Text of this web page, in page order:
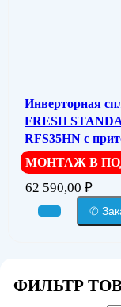
Инверторная
FRESH
RFS35HN с
МОНТАЖ В
62 590,00 ₽
✆
ФИЛЬТР